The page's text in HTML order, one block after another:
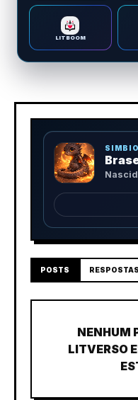
LITBOOM
POSTS RESPOSTAS
NENHUM
LITVERSO